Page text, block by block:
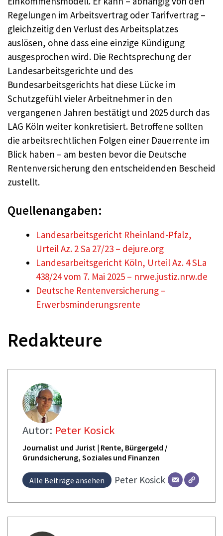
Regelungen im Arbeitsvertrag oder Tarifvertrag –
gleichzeitig den Verlust des Arbeitsplatzes
auslösen, ohne dass eine einzige Kündigung
ausgesprochen wird. Die Rechtsprechung der
Landesarbeitsgerichte und des
Bundesarbeitsgerichts hat diese Lücke im
Schutzgefühl vieler Arbeitnehmer in den
vergangenen Jahren bestätigt und 2025 durch das
LAG Köln weiter konkretisiert. Betroffene sollten
die arbeitsrechtlichen Folgen einer Dauerrente im
Blick haben – am besten bevor die Deutsche
Rentenversicherung den entscheidenden Bescheid
zustellt.
Quellenangaben:
Landesarbeitsgericht Rheinland-Pfalz,
Urteil Az. 2 Sa 27/23 – dejure.org
Landesarbeitsgericht Köln, Urteil Az. 4 SLa
438/24 vom 7. Mai 2025 – nrwe.justiz.nrw.de
Deutsche Rentenversicherung –
Erwerbsminderungsrente
Redakteure
Autor: Peter Kosick
Journalist und Jurist | Rente, Bürgergeld /
Grundsicherung, Soziales und Finanzen
Alle Beiträge ansehen Peter Kosick